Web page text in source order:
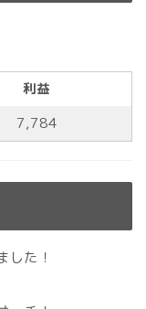
利益
7,784
した！